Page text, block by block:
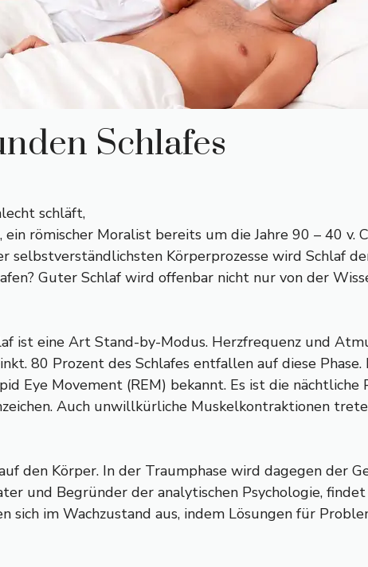
Schlafes
schläft,
römischer Moralist bereits um die Jahre 90 – 40 v.
selbstverständlichsten Körperprozesse wird Schlaf
Guter Schlaf wird offenbar nicht nur von der
ist eine Art Stand-by-Modus. Herzfrequenz und
80 Prozent des Schlafes entfallen auf diese
Eye Movement (REM) bekannt. Es ist die
Auch unwillkürliche Muskelkontraktionen
den Körper. In der Traumphase wird dagegen der
und Begründer der analytischen Psychologie,
im Wachzustand aus, indem Lösungen für